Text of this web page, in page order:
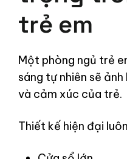
trẻ em
Một phòng ngủ trẻ
sáng tự nhiên sẽ
và cảm xúc của trẻ.
Thiết kế hiện đại